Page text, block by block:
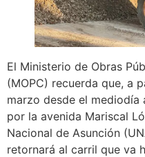
El Ministerio de Obras
(MOPC) recuerda que, a
marzo desde el
por la avenida Mariscal
Nacional de Asunción
retornará al carril que va